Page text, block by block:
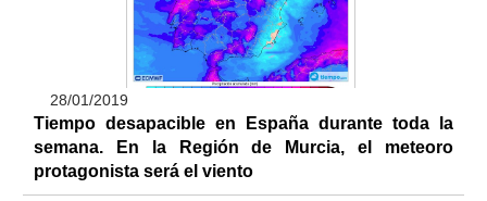
28/01/2019
Tiempo desapacible en España durante toda la
semana. En la Región de Murcia, el meteoro
protagonista será el viento